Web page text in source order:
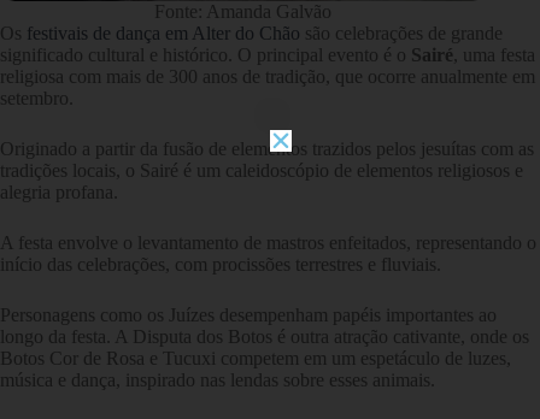
Fonte: Amanda Galvão
Os festivais de dança em Alter do Chão são celebrações de grande
significado cultural e histórico. O principal evento é o Sairé , uma festa
religiosa com mais de 300 anos de tradição, que ocorre anualmente em
setembro.
Originado a partir da fusão de elementos trazidos pelos jesuítas com as
tradições locais, o Sairé é um caleidoscópio de elementos religiosos e
alegria profana.
A festa envolve o levantamento de mastros enfeitados, representando o
início das celebrações, com procissões terrestres e fluviais.
Personagens como os Juízes desempenham papéis importantes ao
longo da festa. A Disputa dos Botos é outra atração cativante, onde os
Botos Cor de Rosa e Tucuxi competem em um espetáculo de luzes,
música e dança, inspirado nas lendas sobre esses animais.